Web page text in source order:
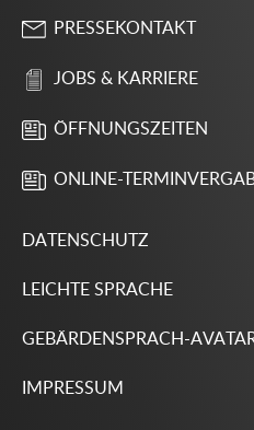
PRESSEKONTAKT
JOBS & KARRIERE
ÖFFNUNGSZEITEN
ONLINE-
DATENSCHUTZ
LEICHTE SPRACHE
GEBÄRDENSPRACH-
IMPRESSUM